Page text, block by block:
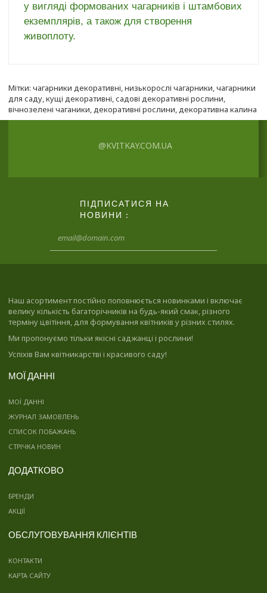
у вигляді формованих чагарників і штамбових
екземплярів, а також для створення
живоплоту.
Мітки: чагарники декоративні,низькорослі чагарники,чагарники
для саду,кущі декоративні,садові декоративні рослини,
вічнозелені чаганики,декоративні рослини,декоративна калина
@KVITKAY.COM.UA
ПІДПИСАТИСЯ НА
НОВИНИ :
Наш асортимент постійно поповнюється новинками і включає
велику кількість багаторічників на будь-який смак, різного
терміну цвітіння, для формування квітників у різних стилях.
Ми пропонуємо тільки якісні саджанці і рослини!
Успіхів Вам квітникарстві і красивого саду!
МОЇ ДАННІ
МОЇ ДАННІ
ЖУРНАЛ ЗАМОВЛЕНЬ
СПИСОК ПОБАЖАНЬ
СТРІЧКА НОВИН
ДОДАТКОВО
БРЕНДИ
АКЦІЇ
ОБСЛУГОВУВАННЯ КЛІЄНТІВ
КОНТАКТИ
КАРТА САЙТУ